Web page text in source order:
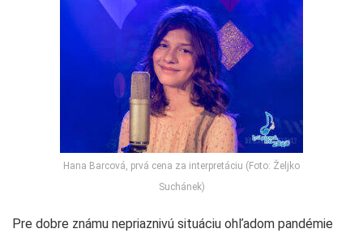
Hana Barcová, prvá cena za interpretáciu (Foto: Željko
Suchánek)
Pre dobre známu nepriaznivú situáciu ohľadom pandémie